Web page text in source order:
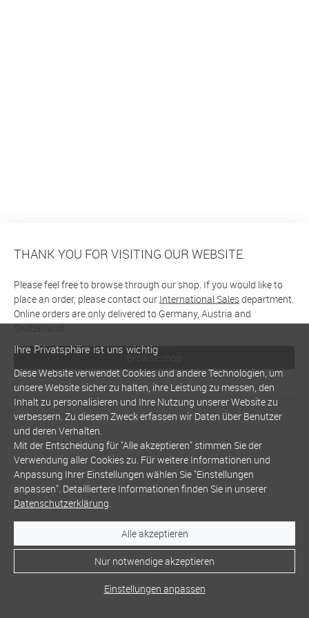
THANK YOU FOR VISITING OUR WEBSITE.
Please feel free to browse through our shop. If you would like to
place an order, please contact our International Salesdepartment.
Online orders are only delivered to Germany, Austria and
Switzerland
Browse shop
Ihre Privatsphäre ist uns wichtig
Diese Website verwendet Cookies und andere Technologien, um
unsere Website sicher zu halten, ihre Leistung zu messen, den
Inhalt zu personalisieren und Ihre Nutzung unserer Website zu
verbessern. Zu diesem Zweck erfassen wir Daten über Benutzer
und deren Verhalten.
Mit der Entscheidung für "Alle akzeptieren" stimmen Sie der
Verwendung aller Cookies zu. Für weitere Informationen und
Anpassung Ihrer Einstellungen wählen Sie "Einstellungen
anpassen". Detailliertere Informationen finden Sie in unserer
Datenschutzerklärung.
Alle akzeptieren
Nur notwendige akzeptieren
Einstellungen anpassen